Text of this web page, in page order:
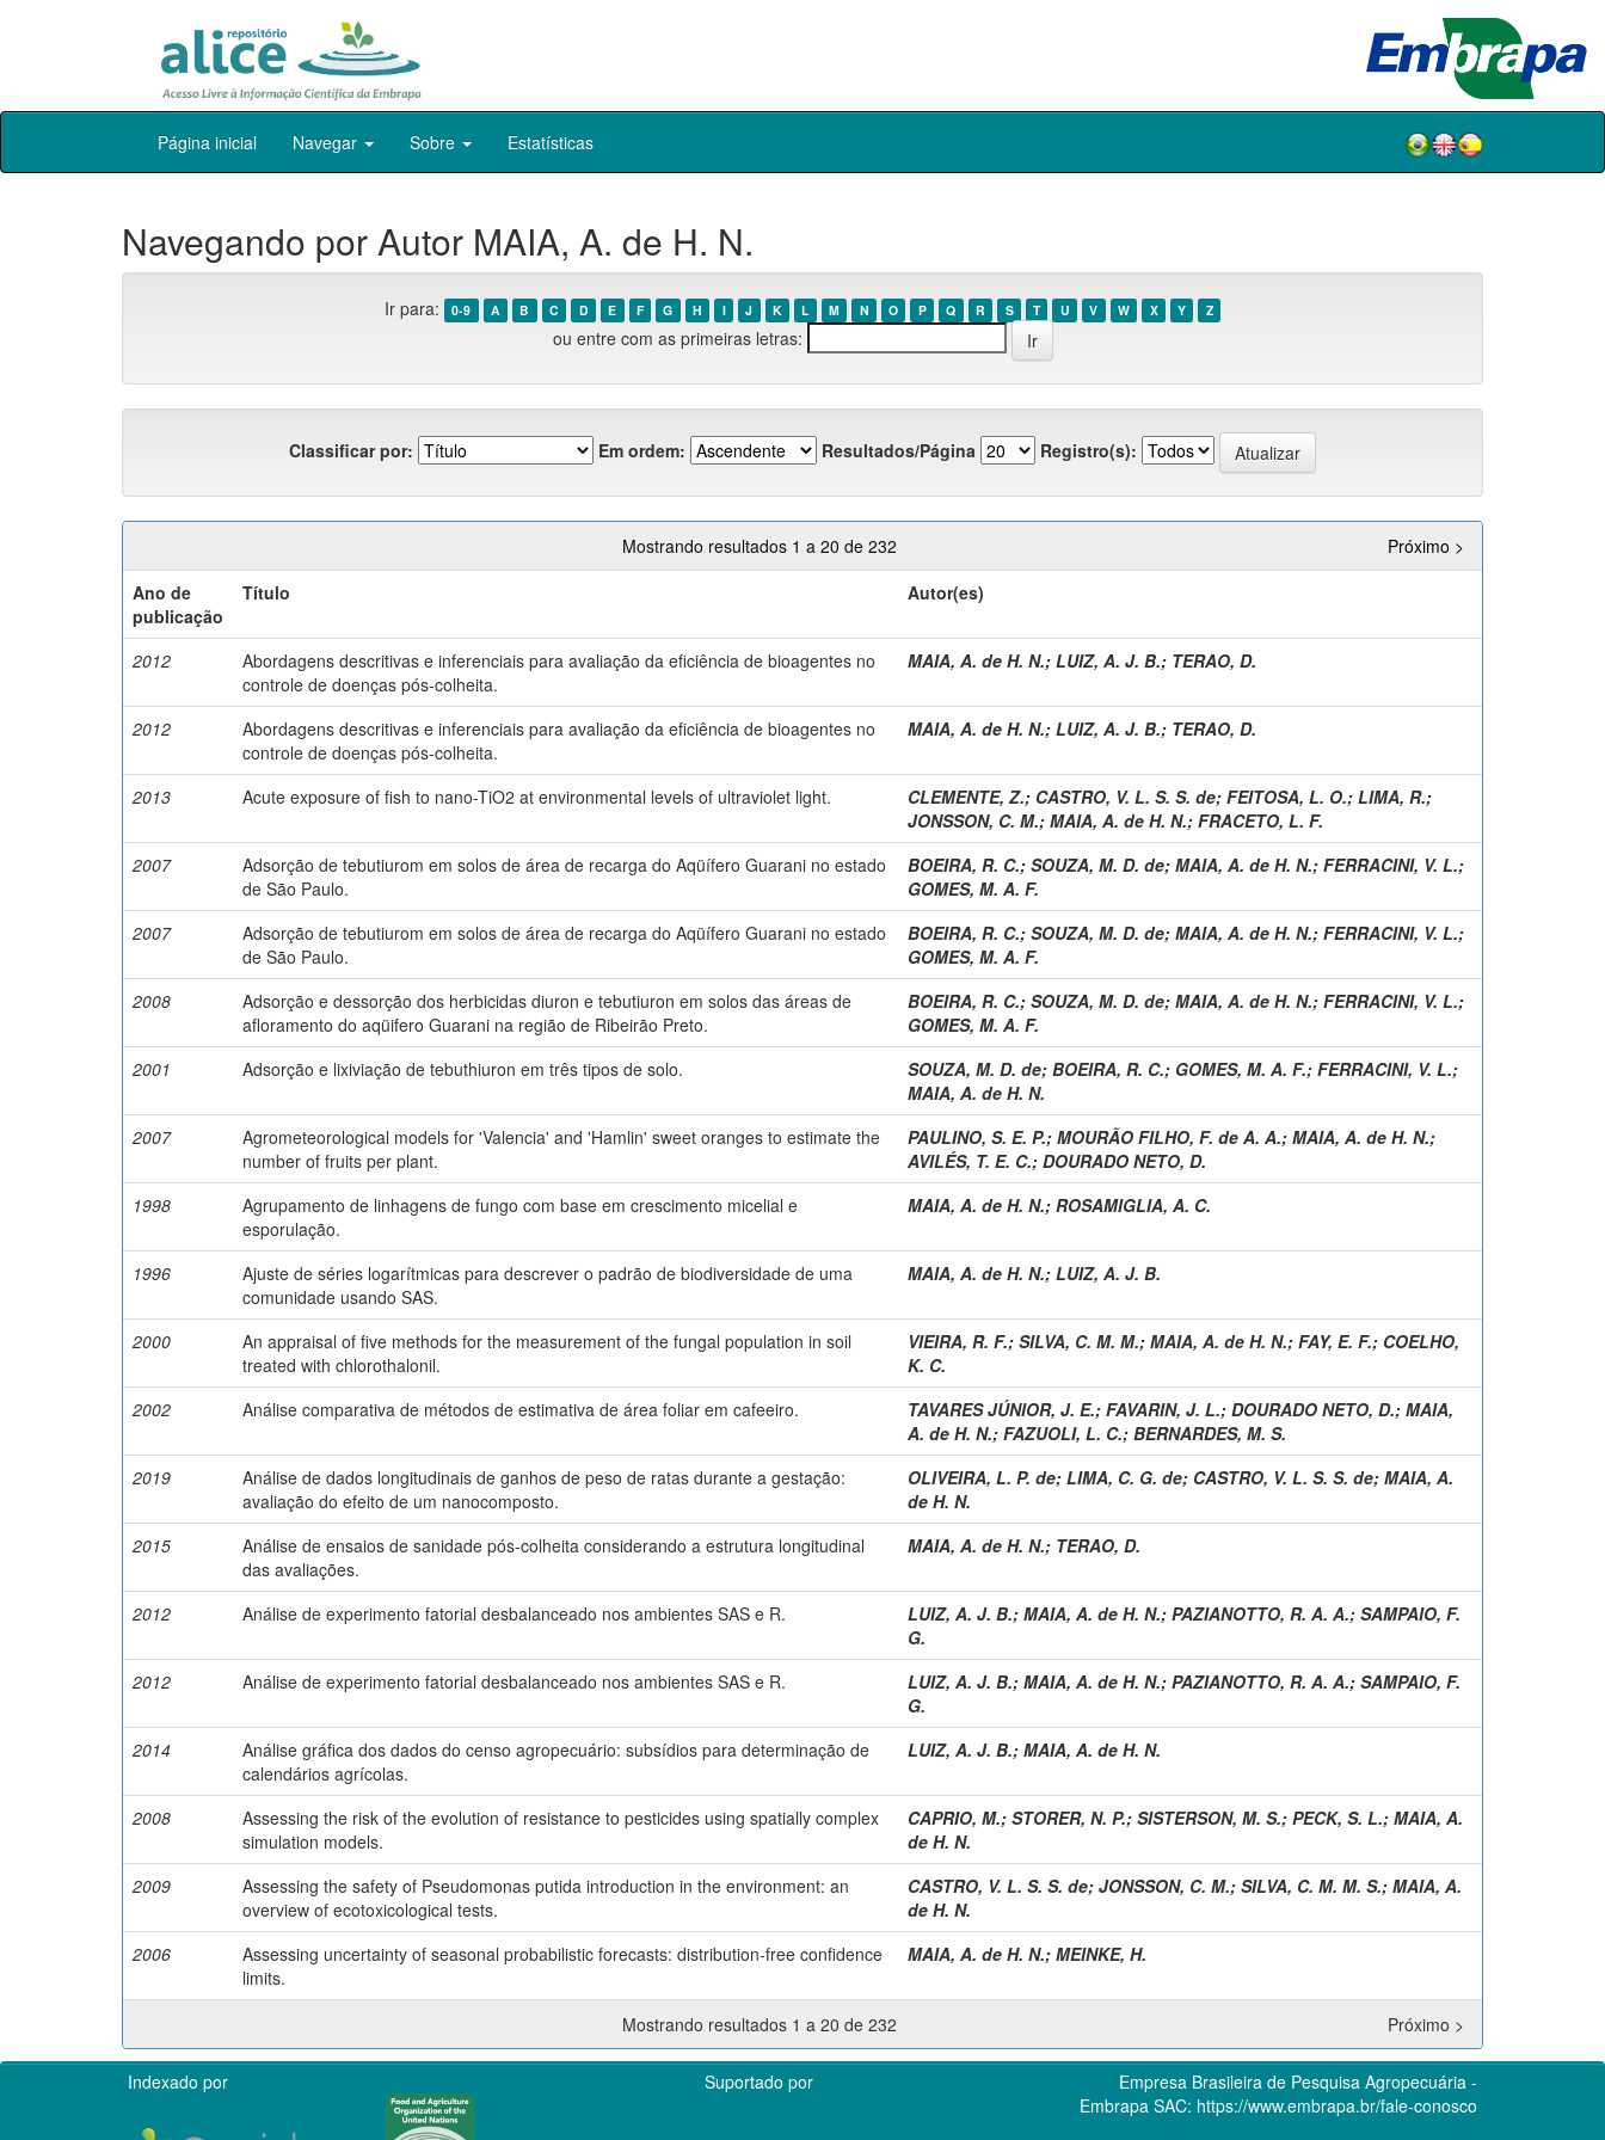
Skip
Página inicial Navegar Sobre Estatísticas
Navegando por Autor MAIA, A. de H. N.
Ir para: 0-9 A B C D E F G H I J K L M N O P Q R S T U V W X Y Z
ou entre com as primeiras letras:
Classificar por: Em ordem: Resultados/Página Registro(s):
Mostrando resultados 1 a 20 de 232
Próximo >
Ano de
publicação
Título Autor(es)
2012
Abordagens descritivas e inferenciais para avaliação da eficiência de bioagentes no
controle de doenças pós-colheita.
MAIA, A. de H. N.; LUIZ, A. J. B.; TERAO, D.
2012
Abordagens descritivas e inferenciais para avaliação da eficiência de bioagentes no
controle de doenças pós-colheita.
MAIA, A. de H. N.; LUIZ, A. J. B.; TERAO, D.
2013 Acute exposure of fish to nano-TiO2 at environmental levels of ultraviolet light. CLEMENTE, Z.; CASTRO, V. L. S. S. de; FEITOSA, L. O.; LIMA, R.;
JONSSON, C. M.; MAIA, A. de H. N.; FRACETO, L. F.
2007
Adsorção de tebutiurom em solos de área de recarga do Aqüífero Guarani no estado
de São Paulo.
BOEIRA, R. C.; SOUZA, M. D. de; MAIA, A. de H. N.; FERRACINI, V. L.;
GOMES, M. A. F.
2007
Adsorção de tebutiurom em solos de área de recarga do Aqüífero Guarani no estado
de São Paulo.
BOEIRA, R. C.; SOUZA, M. D. de; MAIA, A. de H. N.; FERRACINI, V. L.;
GOMES, M. A. F.
2008
Adsorção e dessorção dos herbicidas diuron e tebutiuron em solos das áreas de
afloramento do aqüifero Guarani na região de Ribeirão Preto.
BOEIRA, R. C.; SOUZA, M. D. de; MAIA, A. de H. N.; FERRACINI, V. L.;
GOMES, M. A. F.
2001
Adsorção e lixiviação de tebuthiuron em três tipos de solo. SOUZA, M. D. de; BOEIRA, R. C.; GOMES, M. A. F.; FERRACINI, V. L.;
MAIA, A. de H. N.
2007
Agrometeorological models for 'Valencia' and 'Hamlin' sweet oranges to estimate the
number of fruits per plant.
PAULINO, S. E. P.; MOURÃO FILHO, F. de A. A.; MAIA, A. de H. N.;
AVILÉS, T. E. C.; DOURADO NETO, D.
1998
Agrupamento de linhagens de fungo com base em crescimento micelial e
esporulação.
MAIA, A. de H. N.; ROSAMIGLIA, A. C.
1996
Ajuste de séries logarítmicas para descrever o padrão de biodiversidade de uma
comunidade usando SAS.
MAIA, A. de H. N.; LUIZ, A. J. B.
2000
An appraisal of five methods for the measurement of the fungal population in soil
treated with chlorothalonil.
VIEIRA, R. F.; SILVA, C. M. M.; MAIA, A. de H. N.; FAY, E. F.; COELHO,
K. C.
2002
Análise comparativa de métodos de estimativa de área foliar em cafeeiro. TAVARES JÚNIOR, J. E.; FAVARIN, J. L.; DOURADO NETO, D.; MAIA,
A. de H. N.; FAZUOLI, L. C.; BERNARDES, M. S.
2019
Análise de dados longitudinais de ganhos de peso de ratas durante a gestação:
avaliação do efeito de um nanocomposto.
OLIVEIRA, L. P. de; LIMA, C. G. de; CASTRO, V. L. S. S. de; MAIA, A.
de H. N.
2015
Análise de ensaios de sanidade pós-colheita considerando a estrutura longitudinal
das avaliações.
MAIA, A. de H. N.; TERAO, D.
2012 Análise de experimento fatorial desbalanceado nos ambientes SAS e R. LUIZ, A. J. B.; MAIA, A. de H. N.; PAZIANOTTO, R. A. A.; SAMPAIO, F.
G.
2012
Análise de experimento fatorial desbalanceado nos ambientes SAS e R. LUIZ, A. J. B.; MAIA, A. de H. N.; PAZIANOTTO, R. A. A.; SAMPAIO, F.
G.
2014
Análise gráfica dos dados do censo agropecuário: subsídios para determinação de
calendários agrícolas.
LUIZ, A. J. B.; MAIA, A. de H. N.
2008
Assessing the risk of the evolution of resistance to pesticides using spatially complex
simulation models.
CAPRIO, M.; STORER, N. P.; SISTERSON, M. S.; PECK, S. L.; MAIA, A.
de H. N.
2009
Assessing the safety of Pseudomonas putida introduction in the environment: an
overview of ecotoxicological tests.
CASTRO, V. L. S. S. de; JONSSON, C. M.; SILVA, C. M. M. S.; MAIA, A.
de H. N.
2006
Assessing uncertainty of seasonal probabilistic forecasts: distribution-free confidence
limits.
MAIA, A. de H. N.; MEINKE, H.
Mostrando resultados 1 a 20 de 232 Próximo >
Indexado por Suportado por
Empresa Brasileira de Pesquisa Agropecuária -
Embrapa SAC: https://www.embrapa.br/fale-conosco